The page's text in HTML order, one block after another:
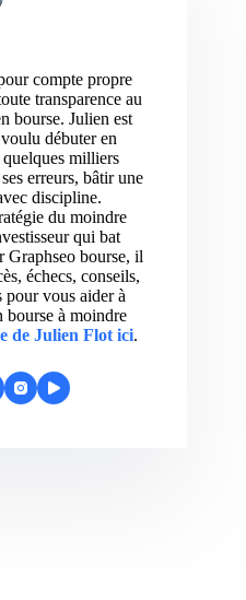
compte propre
transparence au
bourse. Julien est
débuter en
milliers
erreurs, bâtir une
discipline.
du moindre
qui bat
Graphseo bourse, il
échecs, conseils,
pour vous aider à
bourse à moindre
de Julien Flot ici.